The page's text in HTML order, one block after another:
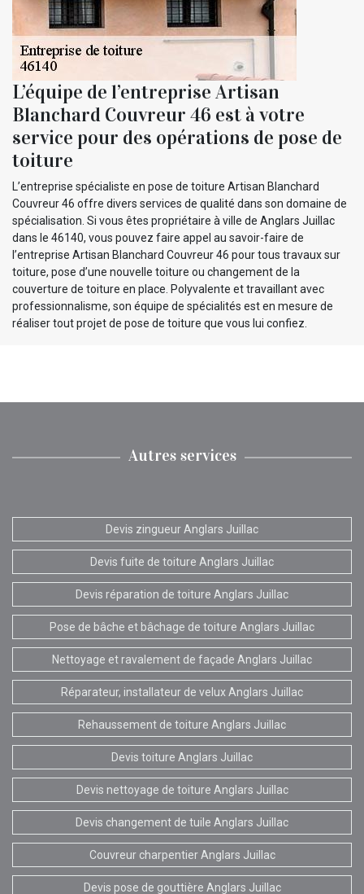
L’équipe de l’entreprise Artisan
Blanchard Couvreur 46 est à votre
service pour des opérations de pose de
toiture
L’entreprise spécialiste en pose de toiture Artisan Blanchard
Couvreur 46 offre divers services de qualité dans son domaine de
spécialisation. Si vous êtes propriétaire à ville de Anglars Juillac
dans le 46140, vous pouvez faire appel au savoir-faire de
l’entreprise Artisan Blanchard Couvreur 46 pour tous travaux sur
toiture, pose d’une nouvelle toiture ou changement de la
couverture de toiture en place. Polyvalente et travaillant avec
professionnalisme, son équipe de spécialités est en mesure de
réaliser tout projet de pose de toiture que vous lui confiez.
Autres services
Devis zingueur Anglars Juillac
Devis fuite de toiture Anglars Juillac
Devis réparation de toiture Anglars Juillac
Pose de bâche et bâchage de toiture Anglars Juillac
Nettoyage et ravalement de façade Anglars Juillac
Réparateur, installateur de velux Anglars Juillac
Rehaussement de toiture Anglars Juillac
Devis toiture Anglars Juillac
Devis nettoyage de toiture Anglars Juillac
Devis changement de tuile Anglars Juillac
Couvreur charpentier Anglars Juillac
Devis pose de gouttière Anglars Juillac